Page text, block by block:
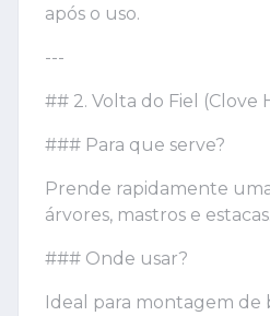
após o uso.
---
## 2. Volta do Fiel (Clove
### Para que serve?
Prende rapidamente
árvores, mastros e estacas.
### Onde usar?
Ideal para montagem de